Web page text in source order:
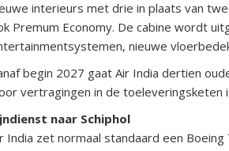
interieurs met drie in plaats van
Premum Economy. De cabine wordt
nieuwe
begin 2027 gaat Air India dertien
vertragingen in de toeleveringsketen
naar Schiphol
India zet normaal standaard een